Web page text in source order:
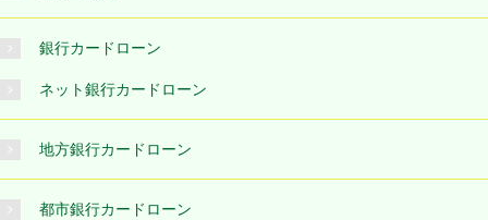
銀行カードローン
ネット銀行カードローン
地方銀行カードローン
都市銀行カードローン